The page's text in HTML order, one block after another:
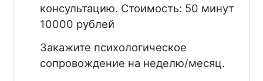
консультацию. Стоимость: 50 минут
10000 рублей
Закажите психологическое
сопровождение на неделю/месяц.